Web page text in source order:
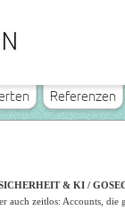
Referenzen
& KI /
auch zeitlos: Accounts, die